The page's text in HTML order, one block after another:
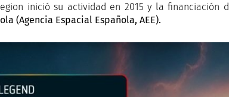
inició su actividad en 2015 y la financiación
(Agencia Espacial Española, AEE).